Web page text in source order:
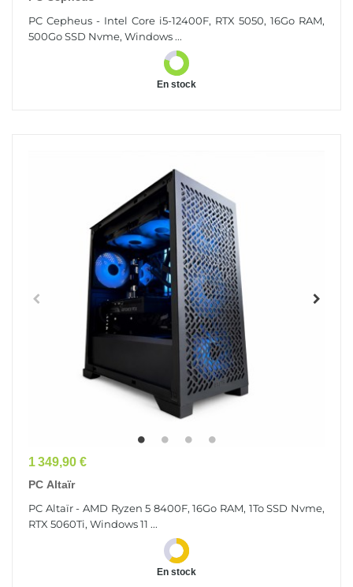
PC Cepheus - Intel Core i5-12400F, RTX 5050, 16Go RAM,
500Go SSD Nvme, Windows ...
En stock
Prix
1 349,90 €
PC Altaïr
PC Altaïr - AMD Ryzen 5 8400F, 16Go RAM, 1To SSD Nvme,
RTX 5060Ti, Windows 11 ...
En stock